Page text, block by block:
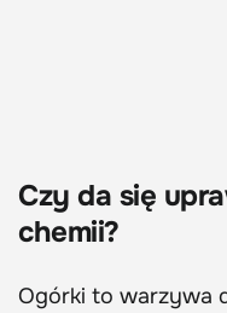
Czy da się
chemii?
Ogórki to warzywa